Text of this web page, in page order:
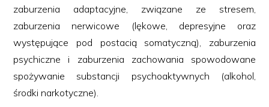
zaburzenia adaptacyjne, związane ze stresem,
zaburzenia nerwicowe (lękowe, depresyjne oraz
występujące pod postacią somatyczną), zaburzenia
psychiczne i zaburzenia zachowania spowodowane
spożywanie substancji psychoaktywnych (alkohol,
środki narkotyczne).